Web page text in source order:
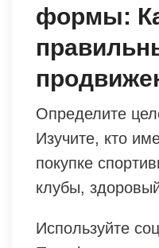
формы:
Определите
Изучите, кто
покупке
клубы,
Используйте